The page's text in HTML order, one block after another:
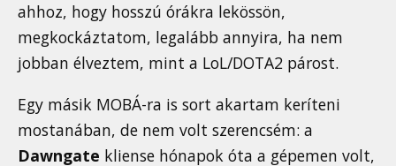
ahhoz, hogy hosszú órákra lekössön,
megkockáztatom, legalább annyira, ha nem
jobban élveztem, mint a LoL/DOTA2 párost.
Egy másik MOBÁ-ra is sort akartam keríteni
mostanában, de nem volt szerencsém: a
Dawngate kliense hónapok óta a gépemen volt,